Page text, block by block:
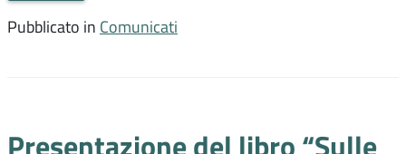
Pubblicato in Comunicati
Presentazione del libro “Sulle